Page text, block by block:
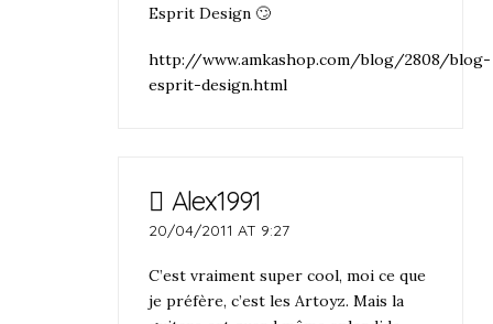
Esprit Design 🙄
http://www.amkashop.com/blog/2808/blog-
esprit-design.html
Alex1991
20/04/2011 AT 9:27
C’est vraiment super cool, moi ce que
je préfère, c’est les Artoyz. Mais la